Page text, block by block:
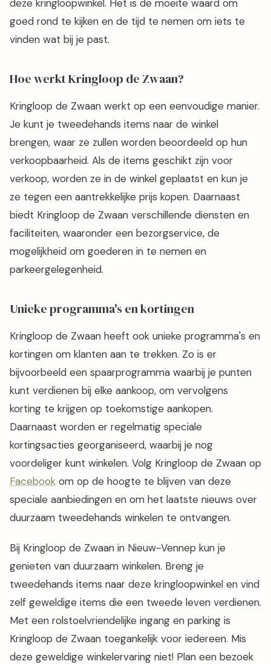
deze kringloopwinkel. Het is de moeite waard om
goed rond te kijken en de tijd te nemen om iets te
vinden wat bij je past.
Hoe werkt Kringloop de Zwaan?
Kringloop de Zwaan werkt op een eenvoudige manier.
Je kunt je tweedehands items naar de winkel
brengen, waar ze zullen worden beoordeeld op hun
verkoopbaarheid. Als de items geschikt zijn voor
verkoop, worden ze in de winkel geplaatst en kun je
ze tegen een aantrekkelijke prijs kopen. Daarnaast
biedt Kringloop de Zwaan verschillende diensten en
faciliteiten, waaronder een bezorgservice, de
mogelijkheid om goederen in te nemen en
parkeergelegenheid.
Unieke programma's en kortingen
Kringloop de Zwaan heeft ook unieke programma's en
kortingen om klanten aan te trekken. Zo is er
bijvoorbeeld een spaarprogramma waarbij je punten
kunt verdienen bij elke aankoop, om vervolgens
korting te krijgen op toekomstige aankopen.
Daarnaast worden er regelmatig speciale
kortingsacties georganiseerd, waarbij je nog
voordeliger kunt winkelen. Volg Kringloop de Zwaan op
Facebook om op de hoogte te blijven van deze
speciale aanbiedingen en om het laatste nieuws over
duurzaam tweedehands winkelen te ontvangen.
Bij Kringloop de Zwaan in Nieuw-Vennep kun je
genieten van duurzaam winkelen. Breng je
tweedehands items naar deze kringloopwinkel en vind
zelf geweldige items die een tweede leven verdienen.
Met een rolstoelvriendelijke ingang en parking is
Kringloop de Zwaan toegankelijk voor iedereen. Mis
deze geweldige winkelervaring niet! Plan een bezoek